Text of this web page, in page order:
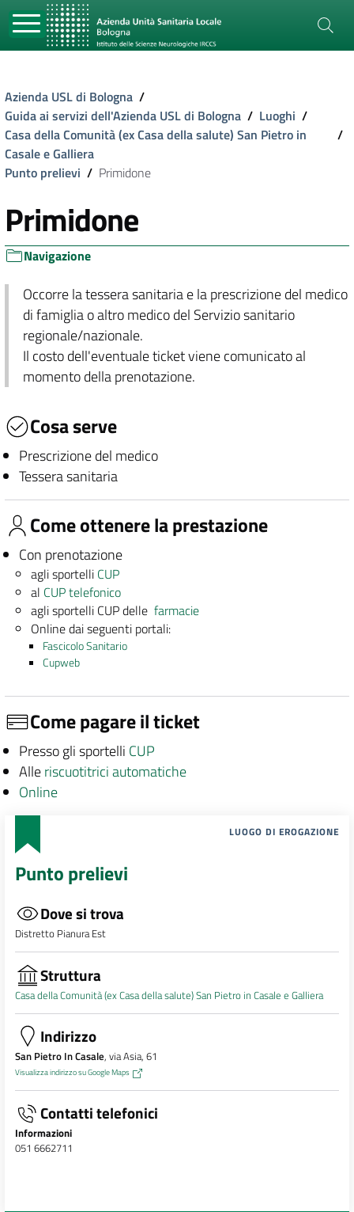
Azienda USL di Bologna /
Guida ai servizi dell'Azienda USL di Bologna / Luoghi /
Casa della Comunità (ex Casa della salute) San Pietro in
Casale e Galliera
/
Punto prelievi / Primidone
Primidone
Navigazione
Occorre la tessera sanitaria e la prescrizione del medico
di famiglia o altro medico del Servizio sanitario
regionale/nazionale.
Il costo dell'eventuale ticket viene comunicato al
momento della prenotazione.
Cosa serve
Prescrizione del medico
Tessera sanitaria
Come ottenere la prestazione
Con prenotazione
agli sportelli CUP
al CUP telefonico
agli sportelli CUP dellefarmacie
Online dai seguenti portali:
Fascicolo Sanitario
Cupweb
Come pagare il ticket
Presso gli sportelli CUP
Alleriscuotitrici automatiche
Online
LUOGO DI EROGAZIONE
Punto prelievi
Dove si trova
Distretto Pianura Est
Struttura
Casa della Comunità (ex Casa della salute) San Pietro in Casale e Galliera
Indirizzo
San Pietro In Casale, via Asia, 61
Visualizza indirizzo su Google Maps
Contatti telefonici
Informazioni
051 6662711